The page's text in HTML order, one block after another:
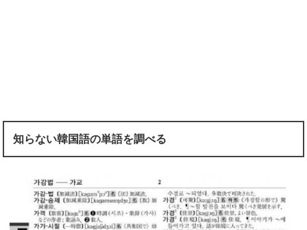
知らない韓国語の単語を調べる